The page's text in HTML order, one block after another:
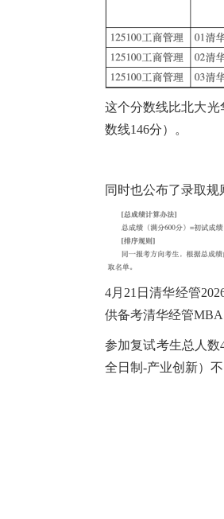
这个分数线比北大
数线146分）。
同时也公布了录取规
4月21日清华经管
供备考清华经管MBA
参加复试考生总人数
全日制-产业创新）